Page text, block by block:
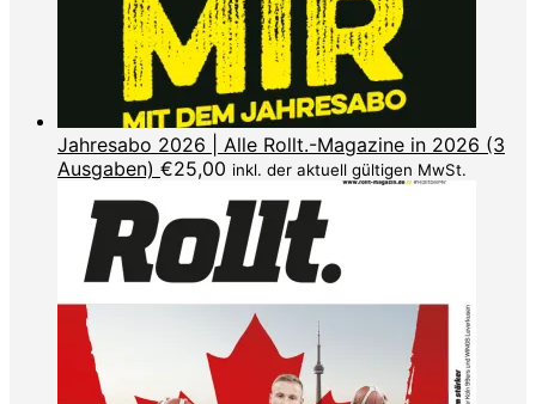
Jahresabo 2026 | Alle Rollt.-Magazine in 2026 (3
Ausgaben) €25,00 inkl. der aktuell gültigen MwSt.